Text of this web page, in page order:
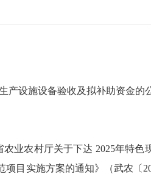
产设施设备验收及拟补助资金的
农业农村厅关于下达 2025年特色
项目实施方案的通知》（武农 〔